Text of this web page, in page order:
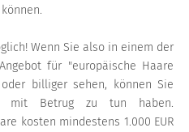
Wenn Sie also in einem der
für "europäische Haare
billiger sehen, können Sie
mit Betrug zu tun haben.
kosten mindestens 1.000 EUR